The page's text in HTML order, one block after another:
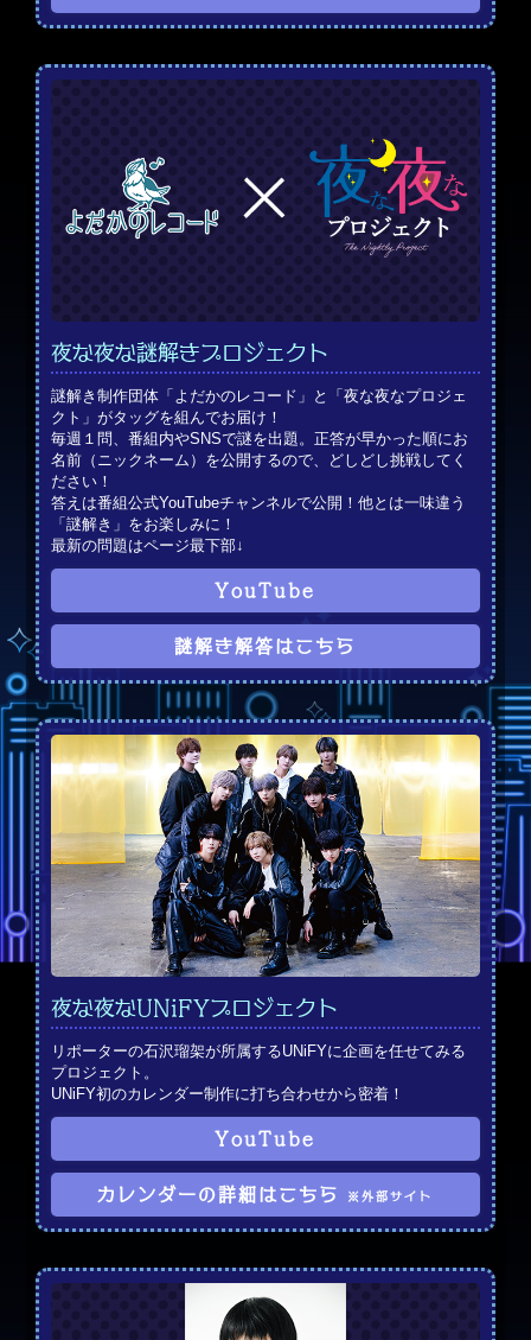
夜な夜な謎解きプロジェクト
謎解き制作団体「よだかのレコード」と「夜な夜なプロジェ
クト」がタッグを組んでお届け！
毎週１問、番組内やSNSで謎を出題。正答が早かった順にお
名前（ニックネーム）を公開するので、どしどし挑戦してく
ださい！
答えは番組公式YouTubeチャンネルで公開！他とは一味違う
「謎解き」をお楽しみに！
最新の問題はページ最下部↓
YouTube
謎解き解答はこちら
夜な夜なUNiFYプロジェクト
リポーターの石沢瑠架が所属するUNiFYに企画を任せてみる
プロジェクト。
UNiFY初のカレンダー制作に打ち合わせから密着！
YouTube
カレンダーの詳細はこちら ※外部サイト